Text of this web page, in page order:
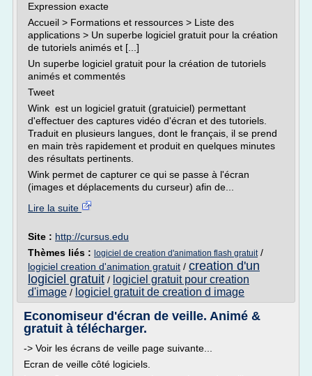
Expression exacte
Accueil > Formations et ressources > Liste des
applications > Un superbe logiciel gratuit pour la création
de tutoriels animés et [...]
Un superbe logiciel gratuit pour la création de tutoriels
animés et commentés
Tweet
Wink est un logiciel gratuit (gratuiciel) permettant
d'effectuer des captures vidéo d'écran et des tutoriels.
Traduit en plusieurs langues, dont le français, il se prend
en main très rapidement et produit en quelques minutes
des résultats pertinents.
Wink permet de capturer ce qui se passe à l'écran
(images et déplacements du curseur) afin de...
Lire la suite
Site : http://cursus.edu
Thèmes liés : logiciel de creation d'animation flash gratuit/
logiciel creation d'animation gratuit / creation d'un
logiciel gratuit / logiciel gratuit pour creation
d'image / logiciel gratuit de creation d image
Economiseur d'écran de veille. Animé &
gratuit à télécharger.
-> Voir les écrans de veille page suivante...
Ecran de veille côté logiciels.